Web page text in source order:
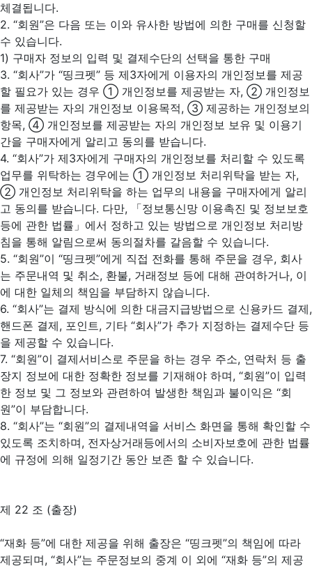
체결됩니다.
2. “회원”은 다음 또는 이와 유사한 방법에 의한 구매를 신청할
수 있습니다.
1) 구매자 정보의 입력 및 결제수단의 선택을 통한 구매
3. “회사”가 “띵크펫” 등 제3자에게 이용자의 개인정보를 제공
할 필요가 있는 경우 ① 개인정보를 제공받는 자, ② 개인정보
를 제공받는 자의 개인정보 이용목적, ③ 제공하는 개인정보의
항목, ④ 개인정보를 제공받는 자의 개인정보 보유 및 이용기
간을 구매자에게 알리고 동의를 받습니다.
4. “회사”가 제3자에게 구매자의 개인정보를 처리할 수 있도록
업무를 위탁하는 경우에는 ① 개인정보 처리위탁을 받는 자,
② 개인정보 처리위탁을 하는 업무의 내용을 구매자에게 알리
고 동의를 받습니다. 다만, 「정보통신망 이용촉진 및 정보보호
등에 관한 법률」에서 정하고 있는 방법으로 개인정보 처리방
침을 통해 알림으로써 동의절차를 갈음할 수 있습니다.
5. “회원”이 “띵크펫”에게 직접 전화를 통해 주문을 경우, 회사
는 주문내역 및 취소, 환불, 거래정보 등에 대해 관여하거나, 이
에 대한 일체의 책임을 부담하지 않습니다.
6. “회사”는 결제 방식에 의한 대금지급방법으로 신용카드 결제,
핸드폰 결제, 포인트, 기타 “회사”가 추가 지정하는 결제수단 등
을 제공할 수 있습니다.
7. “회원”이 결제서비스로 주문을 하는 경우 주소, 연락처 등 출
장지 정보에 대한 정확한 정보를 기재해야 하며, “회원”이 입력
한 정보 및 그 정보와 관련하여 발생한 책임과 불이익은 “회
원”이 부담합니다.
8. “회사”는 “회원”의 결제내역을 서비스 화면을 통해 확인할 수
있도록 조치하며, 전자상거래등에서의 소비자보호에 관한 법률
에 규정에 의해 일정기간 동안 보존 할 수 있습니다.
제 22 조 (출장)
“재화 등”에 대한 제공을 위해 출장은 “띵크펫”의 책임에 따라
제공되며, “회사”는 주문정보의 중계 이 외에 “재화 등”의 제공